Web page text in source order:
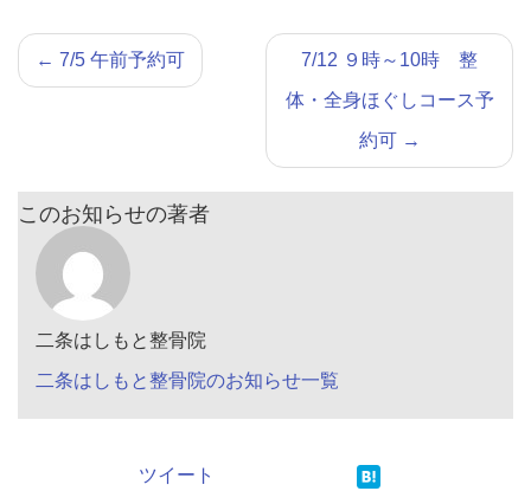
← 7/5 午前予約可
7/12 ９時～10時 整
体・全身ほぐしコース予
約可 →
このお知らせの著者
二条はしもと整骨院
二条はしもと整骨院のお知らせ一覧
ツイート